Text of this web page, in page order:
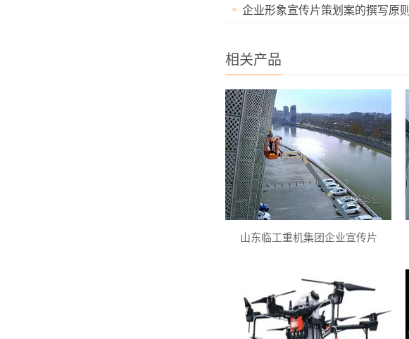
企业形象宣传片策划案的撰写原则
相关产品
山东临工重机集团企业宣传片